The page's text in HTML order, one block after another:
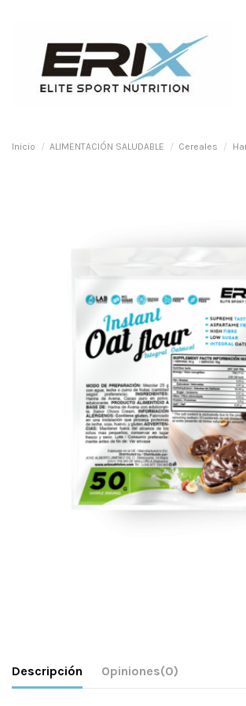
Inicio ALIMENTACIÓN SALUDABLE Cereales
Descripción Opiniones(0)